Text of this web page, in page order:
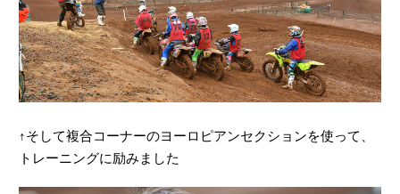
↑そして複合コーナーのヨーロピアンセクションを使って、
トレーニングに励みました